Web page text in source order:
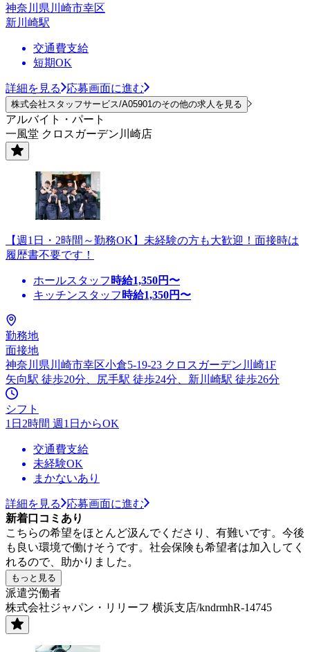
神奈川県川崎市幸区
新川崎駅
交通費支給
短期OK
詳細を見る 応募画面に進む
株式会社スタッフサービス/A05901のその他の求人を見る
アルバイト・パート
一風堂 クロスガーデン川崎店
【週1日・2時間～勤務OK】未経験の方も大歓迎！面接時は
履歴書不要です！
ホールスタッフ 時給1,350円〜
キッチンスタッフ 時給1,350円〜
勤務地
面接地
神奈川県川崎市幸区小倉5-19-23 クロスガーデン川崎1F
矢向駅 徒歩20分、尻手駅 徒歩24分、新川崎駅 徒歩26分
シフト
1日2時間 週1日からOK
交通費支給
未経験OK
まかないあり
詳細を見る
応募画面に進む
新着口コミあり
こちらの希望をほとんど汲んでくださり、有難いです。今後
も良い環境で働けそうです。社会保険も希望者は加入してく
れるので、助かりました。
もっと見る
派遣労働者
株式会社ジャパン・リリーフ 横浜支店/kndrmhR-14745